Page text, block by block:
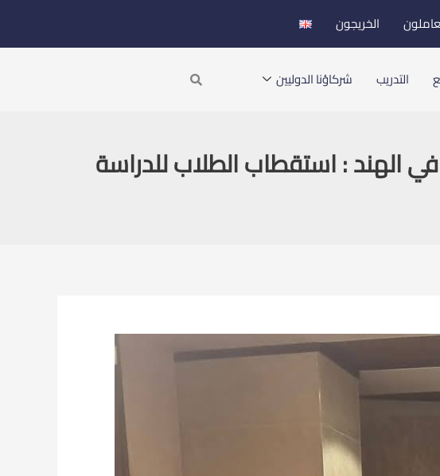
الخريجون
التدريب شركاؤنا الدوليين Search
الهند : استقطاب الطلاب للدراسة